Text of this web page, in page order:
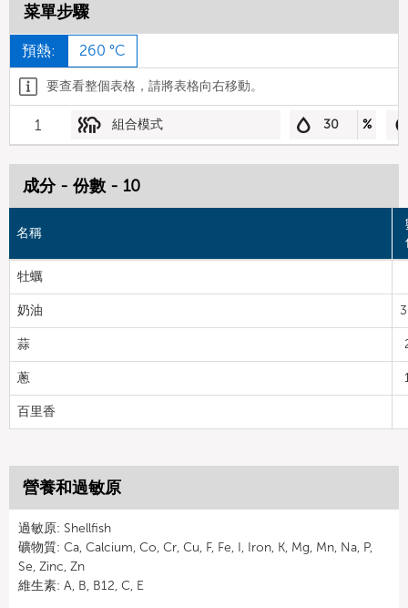
菜單步驟
預熱: 260 °C
要查看整個表格，請將表格向右移動。
1 組合模式 30 %
成分 - 份數 - 10
名稱
牡蠣
奶油
蒜
蔥
百里香
營養和過敏原
過敏原: Shellfish
礦物質: Ca, Calcium, Co, Cr, Cu, F, Fe, I, Iron, K, Mg, Mn, Na, P,
Se, Zinc, Zn
維生素: A, B, B12, C, E